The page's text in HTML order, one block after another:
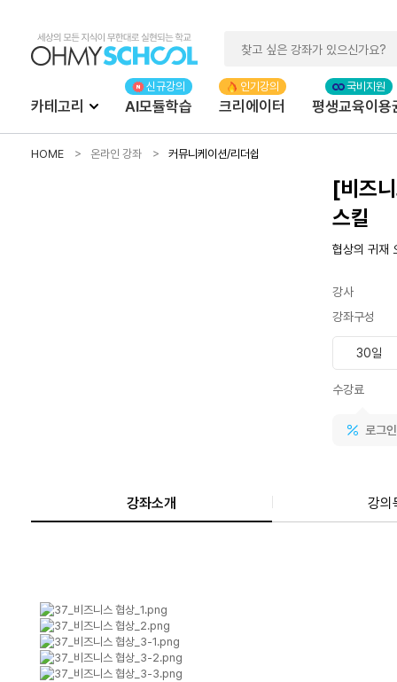
카테고리 AI모듈학습 크리에이터 평생교육이용
HOME 온라인 강좌 커뮤니케이션/리더쉽
[비즈
스킬
협상의 귀재
강사
강좌구성
30일
수강료
로그
강좌소개 강의